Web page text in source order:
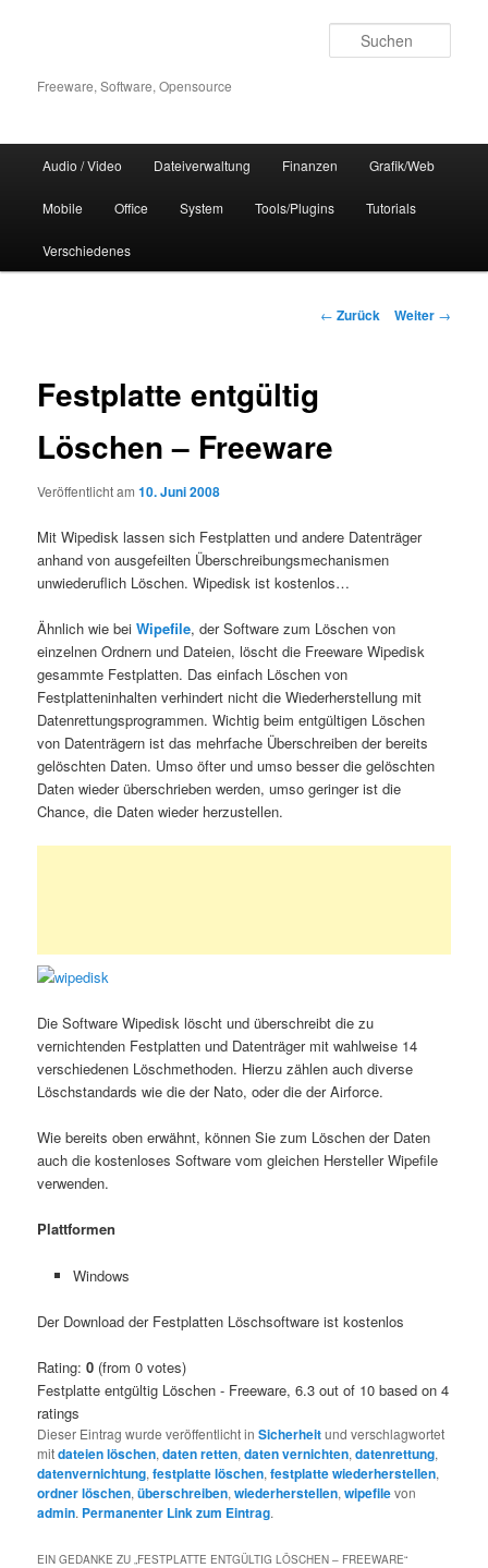
Freeware, Software, Opensource
Audio / Video Dateiverwaltung Finanzen Grafik/Web
Mobile Office System Tools/Plugins Tutorials
Verschiedenes
Beitrags-
← Zurück Weiter →
Festplatte entgültig
Löschen – Freeware
Veröffentlicht am10. Juni 2008
Mit Wipedisk lassen sich Festplatten und andere Datenträger
anhand von ausgefeilten Überschreibungsmechanismen
unwiederuflich Löschen. Wipedisk ist kostenlos…
Ähnlich wie beiWipefile, der Software zum Löschen von
einzelnen Ordnern und Dateien, löscht die Freeware Wipedisk
gesammte Festplatten. Das einfach Löschen von
Festplatteninhalten verhindert nicht die Wiederherstellung mit
Datenrettungsprogrammen. Wichtig beim entgültigen Löschen
von Datenträgern ist das mehrfache Überschreiben der bereits
gelöschten Daten. Umso öfter und umso besser die gelöschten
Daten wieder überschrieben werden, umso geringer ist die
Chance, die Daten wieder herzustellen.
Die Software Wipedisk löscht und überschreibt die zu
vernichtenden Festplatten und Datenträger mit wahlweise 14
verschiedenen Löschmethoden. Hierzu zählen auch diverse
Löschstandards wie die der Nato, oder die der Airforce.
Wie bereits oben erwähnt, können Sie zum Löschen der Daten
auch die kostenloses Software vom gleichen Hersteller Wipefile
verwenden.
Plattformen
Windows
Der Download der Festplatten Löschsoftware ist kostenlos
Rating:0 (from 0 votes)
Festplatte entgültig Löschen - Freeware,6.3 out of 10 based on4
ratings
Dieser Eintrag wurde veröffentlicht inSicherheitund verschlagwortet
mitdateien löschen,daten retten,daten vernichten,datenrettung,
datenvernichtung,festplatte löschen,festplatte wiederherstellen,
ordner löschen,überschreiben,wiederherstellen,wipefilevon
admin. Permanenter Link zum Eintrag.
EIN GEDANKE ZU „FESTPLATTE ENTGÜLTIG LÖSCHEN – FREEWARE“